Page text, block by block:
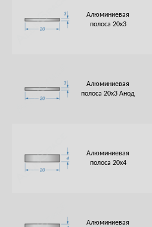
Алюминиевая
полоса 20х3
Алюминиевая
полоса 20х3 Анод
Алюминиевая
полоса 20х4
Алюминиевая